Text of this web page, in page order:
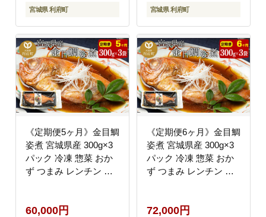
宮城県 利府町 宮城県 利府町
《定期便5ヶ月》金目鯛
姿煮 宮城県産 300g×3
パック 冷凍 惣菜 おか
ず つまみ レンチン 湯
み レンチン 湯煎 簡単
60,000円
《定期便6ヶ月》金目鯛
姿煮 宮城県産 300g×3
パック 冷凍 惣菜 おか
ず つまみ レンチン 湯
み レンチン 湯煎 簡単
72,000円